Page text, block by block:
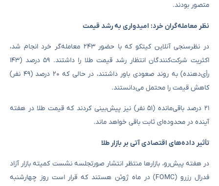
متصور بودند.
نظر معامله‌گران خرد: امیدواری به رشد قیمت
در نظرسنجی آنلاین کیتکو که با حضور ۲۴۳ معامله‌گر خرد انجام شد،
اکثریت شرکت‌کنندگان انتظار رشد قیمت طلا را داشتند. ۵۹ درصد (۱۴۳
رأی‌دهنده) به روند صعودی باور داشتند، در حالی‌ که ۲۰ درصد (۴۹ نفر)
کاهش قیمت را محتمل می‌دانستند.
۲۱ درصد باقی‌مانده (۵۱ نفر) نیز پیش‌بینی کردند که قیمت طلا در هفته
آینده در محدوده‌ای ثابت باقی خواهد ماند.
تأثیر داده‌های اقتصادی آتی بر بازار طلا
در هفته پیش‌رو، بازارها منتظر انتشار صورتجلسه نشست کمیته بازار آزاد
فدرال رزرو (FOMC) در ماه ژوئن هستند که قرار است روز چهارشنبه